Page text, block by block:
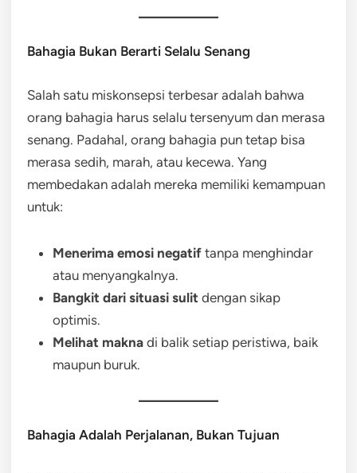
Bahagia Bukan Berarti Selalu Senang
Salah satu miskonsepsi terbesar adalah bahwa
orang bahagia harus selalu tersenyum dan merasa
senang. Padahal, orang bahagia pun tetap bisa
merasa sedih, marah, atau kecewa. Yang
membedakan adalah mereka memiliki kemampuan
untuk:
Menerima emosi negatif tanpa menghindar
atau menyangkalnya.
Bangkit dari situasi sulit dengan sikap
optimis.
Melihat makna di balik setiap peristiwa, baik
maupun buruk.
Bahagia Adalah Perjalanan, Bukan Tujuan